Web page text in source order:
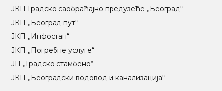
ЈКП Градско саобраћајно предузеће „Београд“
ЈКП „Београд пут“
ЈКП „Инфостан“
ЈКП „Погребне услуге“
ЈП „Градско стамбено“
ЈКП „Београдски водовод и канализација“